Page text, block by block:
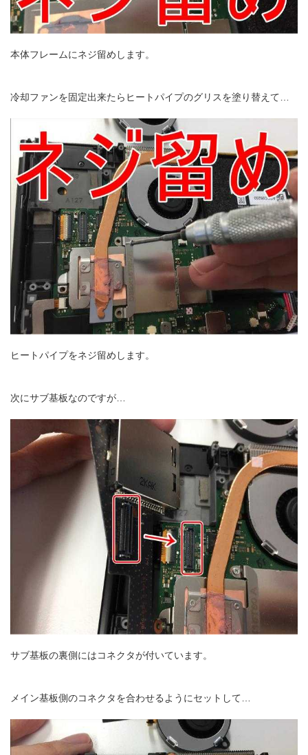
本体フレームにネジ留めします。
冷却ファンを固定出来たらヒートパイプのグリスを塗り替えて…
ヒートパイプをネジ留めします。
次にサブ基板なのですが…
サブ基板の裏側にはコネクタが付いています。
メイン基板側のコネクタを合わせるようにセットして…